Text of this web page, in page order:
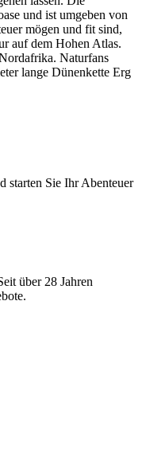
und ist umgeben von
mögen und fit sind,
auf dem Hohen Atlas.
Naturfans
lange Dünenkette Erg
starten Sie Ihr Abenteuer
über 28 Jahren